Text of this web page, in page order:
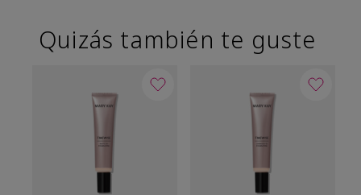
Quizás también te guste